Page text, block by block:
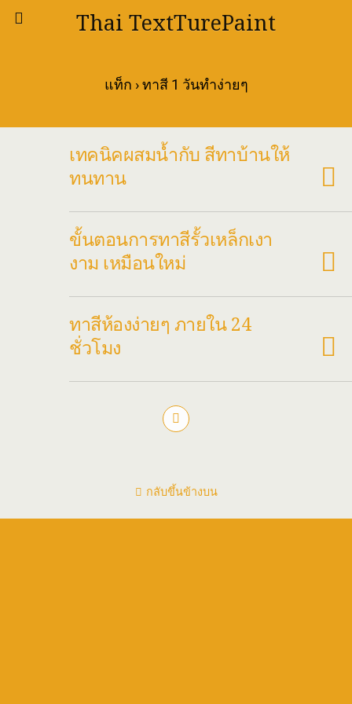
Thai TextTurePaint
แท็ก › ทาสี 1 วันทำง่ายๆ
เทคนิคผสมน้ำกับ สีทาบ้านให้
ทนทาน
ขั้นตอนการทาสีรั้วเหล็กเงา
งาม เหมือนใหม่
ทาสีห้องง่ายๆ ภายใน 24
ชั่วโมง
กลับขึ้นข้างบน